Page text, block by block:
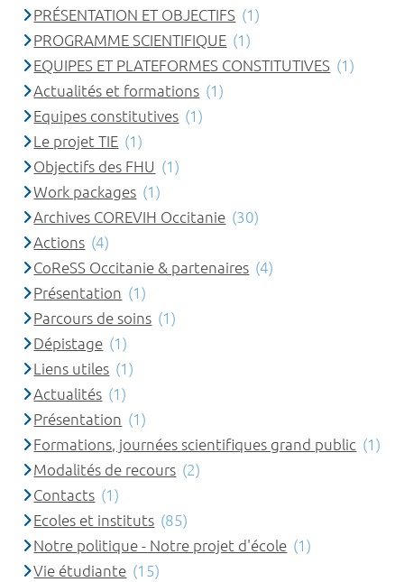
PRÉSENTATION ET OBJECTIFS (1)
PROGRAMME SCIENTIFIQUE (1)
EQUIPES ET PLATEFORMES CONSTITUTIVES (1)
Actualités et formations (1)
Equipes constitutives (1)
Le projet TIE (1)
Objectifs des FHU (1)
Work packages (1)
Archives COREVIH Occitanie (30)
Actions (4)
CoReSS Occitanie & partenaires (4)
Présentation (1)
Parcours de soins (1)
Dépistage (1)
Liens utiles (1)
Actualités (1)
Présentation (1)
Formations, journées scientifiques grand public (1)
Modalités de recours (2)
Contacts (1)
Ecoles et instituts (85)
Notre politique - Notre projet d'école (1)
Vie étudiante (15)